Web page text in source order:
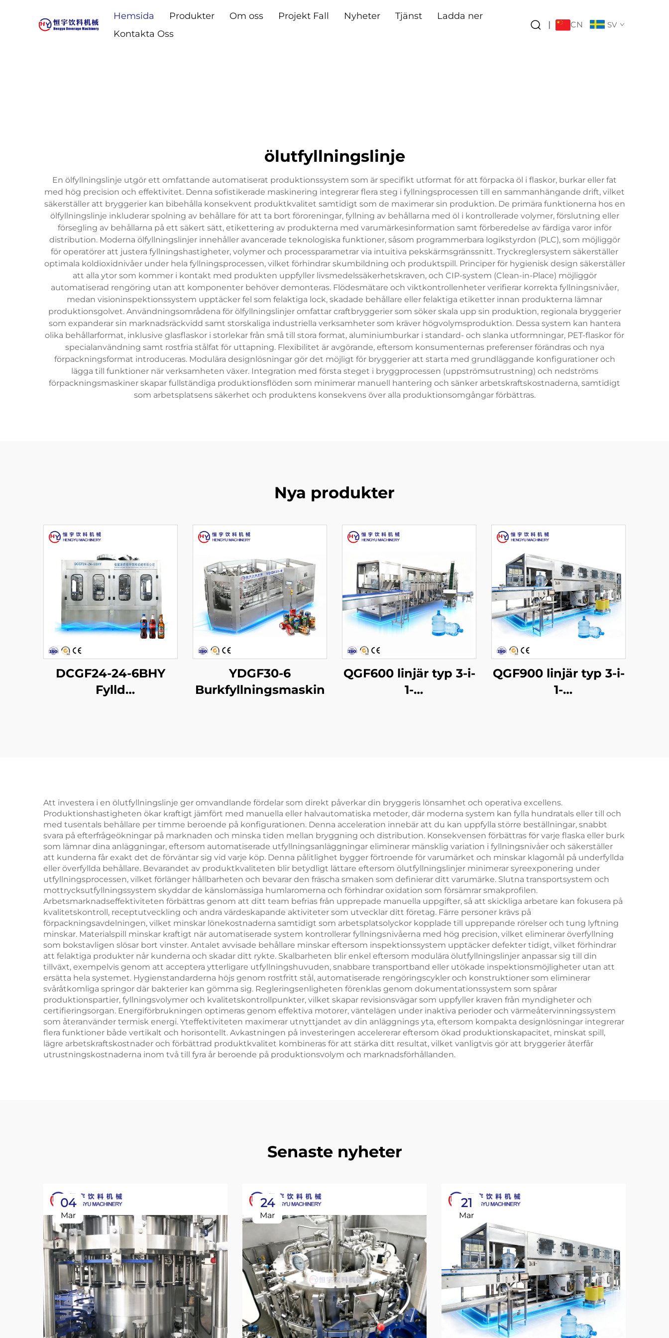
Hemsida Produkter Om oss Projekt Fall Nyheter Tjänst
Ladda ner
Kontakta Oss
| CN SV
ölutfyllningslinje
En ölfyllningslinje utgör ett omfattande automatiserat produktionssystem som är specifikt utformat för att förpacka öl i flaskor, burkar eller fat
med hög precision och effektivitet. Denna sofistikerade maskinering integrerar flera steg i fyllningsprocessen till en sammanhängande drift, vilket
säkerställer att bryggerier kan bibehålla konsekvent produktkvalitet samtidigt som de maximerar sin produktion. De primära funktionerna hos en
ölfyllningslinje inkluderar spolning av behållare för att ta bort föroreningar, fyllning av behållarna med öl i kontrollerade volymer, förslutning eller
försegling av behållarna på ett säkert sätt, etikettering av produkterna med varumärkesinformation samt förberedelse av färdiga varor inför
distribution. Moderna ölfyllningslinjer innehåller avancerade teknologiska funktioner, såsom programmerbara logikstyrdon (PLC), som möjliggör
för operatörer att justera fyllningshastigheter, volymer och processparametrar via intuitiva pekskärmsgränssnitt. Tryckreglersystem säkerställer
optimala koldioxidnivåer under hela fyllningsprocessen, vilket förhindrar skumbildning och produktspill. Principer för hygienisk design säkerställer
att alla ytor som kommer i kontakt med produkten uppfyller livsmedelssäkerhetskraven, och CIP-system (Clean-in-Place) möjliggör
automatiserad rengöring utan att komponenter behöver demonteras. Flödesmätare och viktkontrollenheter verifierar korrekta fyllningsnivåer,
medan visioninspektionssystem upptäcker fel som felaktiga lock, skadade behållare eller felaktiga etiketter innan produkterna lämnar
produktionsgolvet. Användningsområdena för ölfyllningslinjer omfattar craftbryggerier som söker skala upp sin produktion, regionala bryggerier
som expanderar sin marknadsräckvidd samt storskaliga industriella verksamheter som kräver högvolymsproduktion. Dessa system kan hantera
olika behållarformat, inklusive glasflaskor i storlekar från små till stora format, aluminiumburkar i standard- och slanka utformningar, PET-flaskor för
specialanvändning samt rostfria stålfat för uttapning. Flexibilitet är avgörande, eftersom konsumenternas preferenser förändras och nya
förpackningsformat introduceras. Modulära designlösningar gör det möjligt för bryggerier att starta med grundläggande konfigurationer och
lägga till funktioner när verksamheten växer. Integration med första steget i bryggprocessen (uppströmsutrustning) och nedströms
förpackningsmaskiner skapar fullständiga produktionsflöden som minimerar manuell hantering och sänker arbetskraftskostnaderna, samtidigt
som arbetsplatsens säkerhet och produktens konsekvens över alla produktionsomgångar förbättras.
Nya produkter
DCGF24-24-6BHY
Fylld
YDGF30-6
Burkfyllningsmaskin
QGF600 linjär typ 3-i-
1-
QGF900 linjär typ 3-i-
1-
Att investera i en ölutfyllningslinje ger omvandlande fördelar som direkt påverkar din bryggeris lönsamhet och operativa excellens.
Produktionshastigheten ökar kraftigt jämfört med manuella eller halvautomatiska metoder, där moderna system kan fylla hundratals eller till och
med tusentals behållare per timme beroende på konfigurationen. Denna acceleration innebär att du kan uppfylla större beställningar, snabbt
svara på efterfrågeökningar på marknaden och minska tiden mellan bryggning och distribution. Konsekvensen förbättras för varje flaska eller burk
som lämnar dina anläggningar, eftersom automatiserade utfyllningsanläggningar eliminerar mänsklig variation i fyllningsnivåer och säkerställer
att kunderna får exakt det de förväntar sig vid varje köp. Denna pålitlighet bygger förtroende för varumärket och minskar klagomål på underfyllda
eller överfyllda behållare. Bevarandet av produktkvaliteten blir betydligt lättare eftersom ölutfyllningslinjer minimerar syreexponering under
utfyllningsprocessen, vilket förlänger hållbarheten och bevarar den fräscha smaken som definierar ditt varumärke. Slutna transportsystem och
mottrycksutfyllningssystem skyddar de känslomässiga humlaromerna och förhindrar oxidation som försämrar smakprofilen.
Arbetsmarknadseffektiviteten förbättras genom att ditt team befrias från upprepade manuella uppgifter, så att skickliga arbetare kan fokusera på
kvalitetskontroll, receptutveckling och andra värdeskapande aktiviteter som utvecklar ditt företag. Färre personer krävs på
förpackningsavdelningen, vilket minskar lönekostnaderna samtidigt som arbetsplatsolyckor kopplade till upprepande rörelser och tung lyftning
minskar. Materialspill minskar kraftigt när automatiserade system kontrollerar fyllningsnivåerna med hög precision, vilket eliminerar överfyllning
som bokstavligen slösar bort vinster. Antalet avvisade behållare minskar eftersom inspektionssystem upptäcker defekter tidigt, vilket förhindrar
att felaktiga produkter når kunderna och skadar ditt rykte. Skalbarheten blir enkel eftersom modulära ölutfyllningslinjer anpassar sig till din
tillväxt, exempelvis genom att acceptera ytterligare utfyllningshuvuden, snabbare transportband eller utökade inspektionsmöjligheter utan att
ersätta hela systemet. Hygienstandarderna höjs genom rostfritt stål, automatiserade rengöringscykler och konstruktioner som eliminerar
svåråtkomliga springor där bakterier kan gömma sig. Regleringsenligheten förenklas genom dokumentationssystem som spårar
produktionspartier, fyllningsvolymer och kvalitetskontrollpunkter, vilket skapar revisionsvägar som uppfyller kraven från myndigheter och
certifieringsorgan. Energiförbrukningen optimeras genom effektiva motorer, väntelägen under inaktiva perioder och värmeåtervinningssystem
som återanvänder termisk energi. Yteffektiviteten maximerar utnyttjandet av din anläggnings yta, eftersom kompakta designlösningar integrerar
flera funktioner både vertikalt och horisontellt. Avkastningen på investeringen accelererar eftersom ökad produktionskapacitet, minskat spill,
lägre arbetskraftskostnader och förbättrad produktkvalitet kombineras för att stärka ditt resultat, vilket vanligtvis gör att bryggerier återfår
utrustningskostnaderna inom två till fyra år beroende på produktionsvolym och marknadsförhållanden.
Senaste nyheter
04
Mar
24
Mar
21
Mar